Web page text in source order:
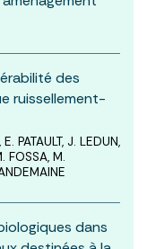
des
ruissellement-
PATAULT, J. LEDUN,
FOSSA, M.
dans